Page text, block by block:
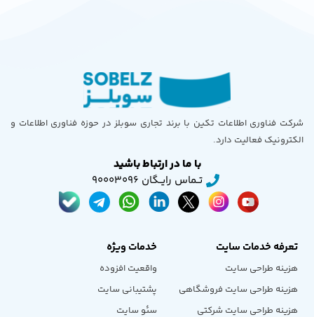
شرکت فناوری اطلاعات تکین با برند تجاری سوبلز در حوزه فناوری اطلاعات و
الکترونیک فعالیت دارد.
با ما در ارتباط باشید
تــماس رایــگان 90003096
تعرفه خدمات سایت
هزینه طراحی سایت
هزینه طراحی سایت فروشگاهی
هزینه طراحی سایت شرکتی
خدمات ویژه
واقعیت افزوده
پشتیبانی سایت
سئو سایت